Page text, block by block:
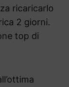
ricaricarlo
2 giorni.
top di